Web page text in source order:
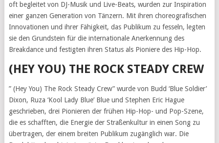
oft begleitet von DJ-Musik und Live-Beats, wurden zur Inspiration
einer ganzen Generation von Tänzern. Mit ihren choreografischen
Innovationen und ihrer Fähigkeit, das Publikum zu fesseln, legten
sie den Grundstein für die internationale Anerkennung des
Breakdance und festigten ihren Status als Pioniere des Hip-Hop.
(HEY YOU) THE ROCK STEADY CREW
” (Hey You) The Rock Steady Crew” wurde von Budd ‘Blue Soldier’
Dixon, Ruza ‘Kool Lady Blue’ Blue und Stephen Eric Hague
geschrieben, drei Pionieren der frühen Hip-Hop- und Pop-Szene,
die es schafften, die Energie der Straßenkultur in einen Song zu
übertragen, der einem breiten Publikum zugänglich war. Die